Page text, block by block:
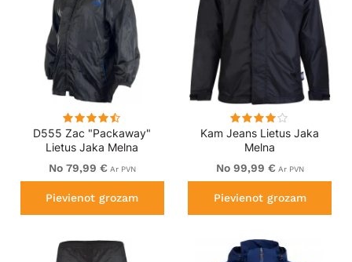
D555 Zac "Packaway"
Lietus Jaka Melna
No 79,99 € Ar PVN
Pievienot grozam
Kam Jeans Lietus Jaka
Melna
No 99,99 € Ar PVN
Pievienot grozam